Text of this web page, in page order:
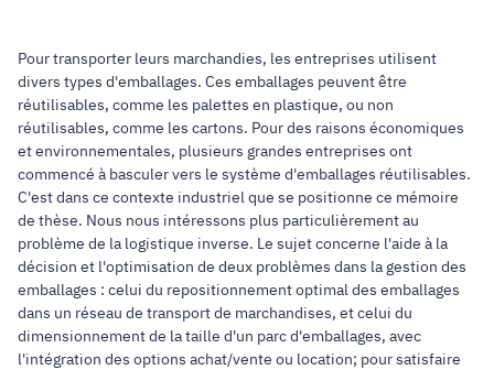
Pour transporter leurs marchandies, les entreprises utilisent
divers types d'emballages. Ces emballages peuvent être
réutilisables, comme les palettes en plastique, ou non
réutilisables, comme les cartons. Pour des raisons économiques
et environnementales, plusieurs grandes entreprises ont
commencé à basculer vers le système d'emballages réutilisables.
C'est dans ce contexte industriel que se positionne ce mémoire
de thèse. Nous nous intéressons plus particulièrement au
problème de la logistique inverse. Le sujet concerne l'aide à la
décision et l'optimisation de deux problèmes dans la gestion des
emballages : celui du repositionnement optimal des emballages
dans un réseau de transport de marchandises, et celui du
dimensionnement de la taille d'un parc d'emballages, avec
l'intégration des options achat/vente ou location; pour satisfaire